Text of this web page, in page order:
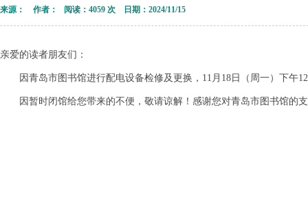
来源： 作者： 阅读： 4059 次 日期：2024/11/15
亲爱的读者朋友们：
因青岛市图书馆进行配电设备检修及更换，11月18日（周一）下午
因暂时闭馆给您带来的不便，敬请谅解！感谢您对青岛市图书馆的